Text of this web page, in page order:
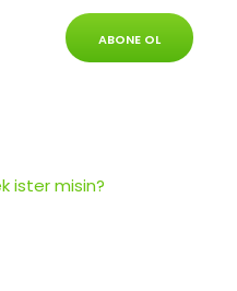
ABONE OL
ister misin?